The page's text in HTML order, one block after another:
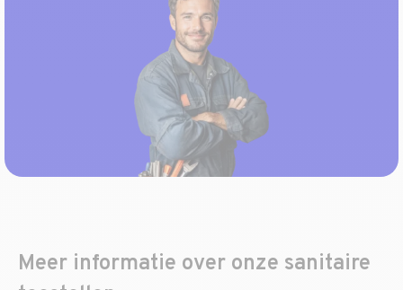
Meer informatie over onze sanitaire